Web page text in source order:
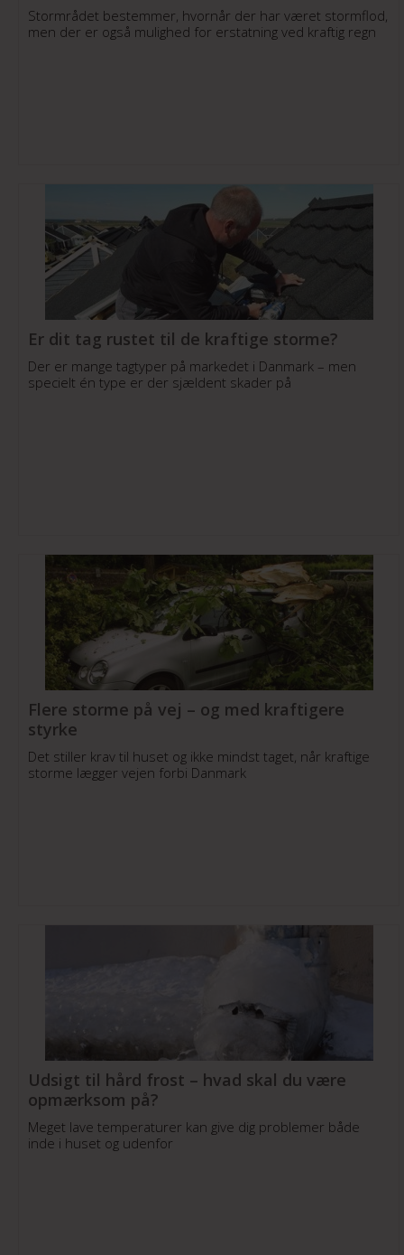
Stormrådet bestemmer, hvornår der har været stormflod,
men der er også mulighed for erstatning ved kraftig regn
Er dit tag rustet til de kraftige storme?
Der er mange tagtyper på markedet i Danmark – men
specielt én type er der sjældent skader på
Flere storme på vej – og med kraftigere
styrke
Det stiller krav til huset og ikke mindst taget, når kraftige
storme lægger vejen forbi Danmark
Udsigt til hård frost – hvad skal du være
opmærksom på?
Meget lave temperaturer kan give dig problemer både
inde i huset og udenfor